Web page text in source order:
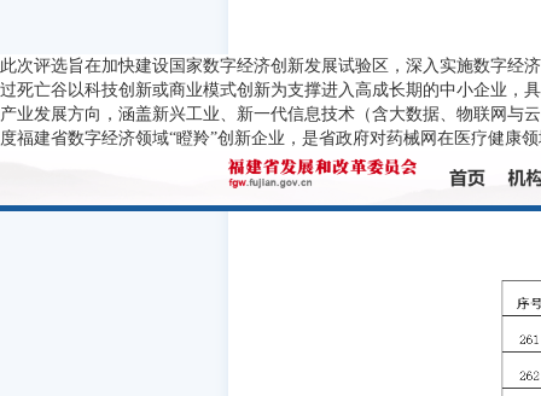
此次评选旨在加快建设国家数字经济创新发展试验区，深入实施数字经
过死亡谷以科技创新或商业模式创新为支撑进入高成长期的中小企业，
产业发展方向，涵盖新兴工业、新一代信息技术（含大数据、物联网与
度福建省数字经济领域“瞪羚”创新企业，是省政府对药械网在医疗健康